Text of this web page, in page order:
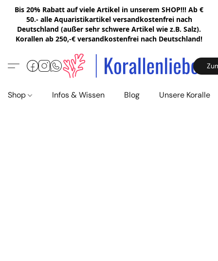
Bis 20% Rabatt auf viele Artikel in unserem SHOP!!! Ab €
50.- alle Aquaristikartikel versandkostenfrei nach
Deutschland (außer sehr schwere Artikel wie z.B. Salz).
Korallen ab 250,-€ versandkostenfrei nach Deutschland!
Shop Infos & Wissen Blog Unsere Korallen